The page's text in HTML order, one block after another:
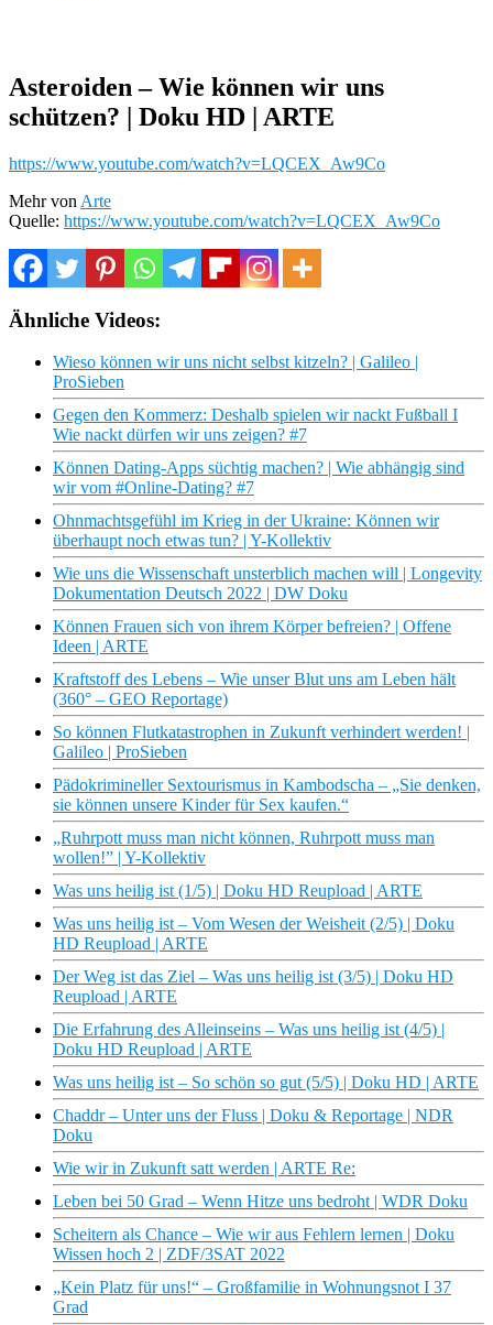
Asteroiden – Wie können wir uns
schützen? | Doku HD | ARTE
https://www.youtube.com/watch?v=LQCEX_Aw9Co
Mehr von Arte
Quelle: https://www.youtube.com/watch?v=LQCEX_Aw9Co
Ähnliche Videos:
Wieso können wir uns nicht selbst kitzeln? | Galileo |
ProSieben
Gegen den Kommerz: Deshalb spielen wir nackt Fußball I
Wie nackt dürfen wir uns zeigen? #7
Können Dating-Apps süchtig machen? | Wie abhängig sind
wir vom #Online-Dating? #7
Ohnmachtsgefühl im Krieg in der Ukraine: Können wir
überhaupt noch etwas tun? | Y-Kollektiv
Wie uns die Wissenschaft unsterblich machen will | Longevity
Dokumentation Deutsch 2022 | DW Doku
Können Frauen sich von ihrem Körper befreien? | Offene
Ideen | ARTE
Kraftstoff des Lebens – Wie unser Blut uns am Leben hält
(360° – GEO Reportage)
So können Flutkatastrophen in Zukunft verhindert werden! |
Galileo | ProSieben
Pädokrimineller Sextourismus in Kambodscha – „Sie denken,
sie können unsere Kinder für Sex kaufen.“
„Ruhrpott muss man nicht können, Ruhrpott muss man
wollen!” | Y-Kollektiv
Was uns heilig ist (1/5) | Doku HD Reupload | ARTE
Was uns heilig ist – Vom Wesen der Weisheit (2/5) | Doku
HD Reupload | ARTE
Der Weg ist das Ziel – Was uns heilig ist (3/5) | Doku HD
Reupload | ARTE
Die Erfahrung des Alleinseins – Was uns heilig ist (4/5) |
Doku HD Reupload | ARTE
Was uns heilig ist – So schön so gut (5/5) | Doku HD | ARTE
Chaddr – Unter uns der Fluss | Doku & Reportage | NDR
Doku
Wie wir in Zukunft satt werden | ARTE Re:
Leben bei 50 Grad – Wenn Hitze uns bedroht | WDR Doku
Scheitern als Chance – Wie wir aus Fehlern lernen | Doku
Wissen hoch 2 | ZDF/3SAT 2022
„Kein Platz für uns!“ – Großfamilie in Wohnungsnot I 37
Grad